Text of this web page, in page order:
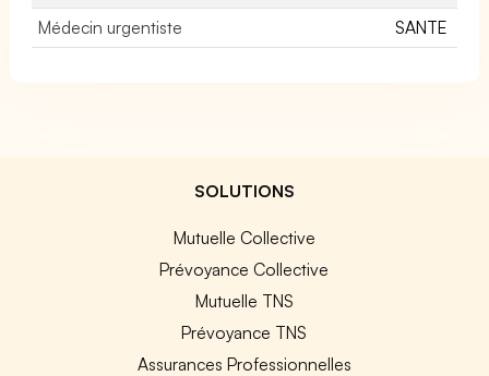
Médecin urgentiste
SANTE
SOLUTIONS
Mutuelle Collective
Prévoyance Collective
Mutuelle TNS
Prévoyance TNS
Assurances Professionnelles